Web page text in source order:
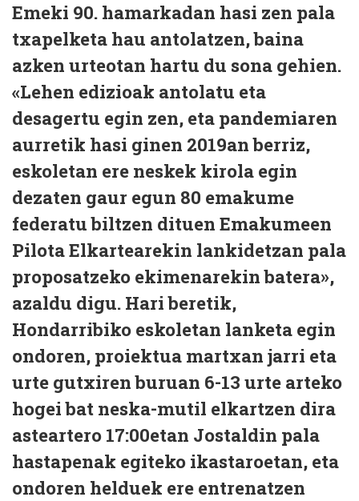
Emeki 90. hamarkadan hasi zen pala
txapelketa hau antolatzen, baina
azken urteotan hartu du sona gehien.
«Lehen edizioak antolatu eta
desagertu egin zen, eta pandemiaren
aurretik hasi ginen 2019an berriz,
eskoletan ere neskek kirola egin
dezaten gaur egun 80 emakume
federatu biltzen dituen Emakumeen
Pilota Elkartearekin lankidetzan pala
proposatzeko ekimenarekin batera»,
azaldu digu. Hari beretik,
Hondarribiko eskoletan lanketa egin
ondoren, proiektua martxan jarri eta
urte gutxiren buruan 6-13 urte arteko
hogei bat neska-mutil elkartzen dira
asteartero 17:00etan Jostaldin pala
hastapenak egiteko ikastaroetan, eta
ondoren helduek ere entrenatzen